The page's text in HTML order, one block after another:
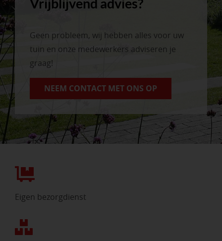
Vrijblijvend advies?
Geen probleem, wij hebben alles voor uw
tuin en onze medewerkers adviseren je
graag!
NEEM CONTACT MET ONS OP
Eigen bezorgdienst